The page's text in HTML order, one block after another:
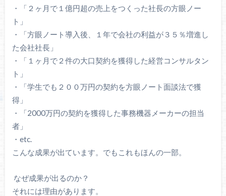
・「２ヶ月で１億円超の売上をつくった社長の方眼ノー
ト」
・「方眼ノート導入後、１年で会社の利益が３５％増進し
た会社社長」
・「１ヶ月で２件の大口契約を獲得した経営コンサルタン
ト」
・「学生でも２００万円の契約を方眼ノート面談法で獲
得」
・「2000万円の契約を獲得した事務機器メーカーの担当
者」
・etc.
こんな成果が出ています。でもこれもほんの一部。
なぜ成果が出るのか？
それには理由があります。